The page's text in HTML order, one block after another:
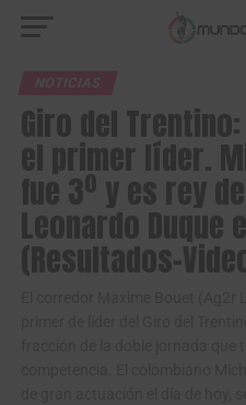
NOTICIAS
Giro del
el primer líder.
fue 3º y es rey
Leonardo Duque
(Resultados-